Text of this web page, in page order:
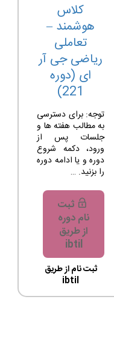
کلاس
هوشمند –
تعاملی
ریاضی جی آر
ای (دوره
221)
توجه: برای دسترسی
به مطالب هفته ها و
جلسات پس از
ورود، دکمه شروع
دوره و یا ادامه دوره
را بزنید. …
ثبت
نام دوره
از طریق
ibtil
ثبت نام از طریق
ibtil